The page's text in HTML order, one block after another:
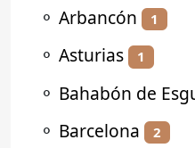
⚬ Arbancón 1
⚬ Asturias 1
⚬ Bahabón de
⚬ Barcelona 2